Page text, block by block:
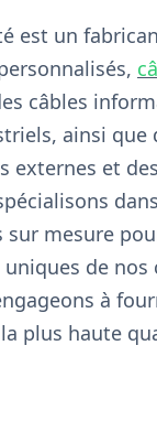
est un
câbles
ainsi que
externes et
sur mesure
de nos
à
plus haute